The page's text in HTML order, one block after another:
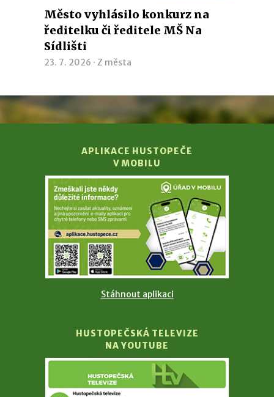
Město vyhlásilo konkurz na
ředitelku či ředitele MŠ Na
Sídlišti
23. 7. 2026 · Z města
APLIKACE HUSTOPEČE
V MOBILU
Stáhnout aplikaci
HUSTOPEČSKÁ TELEVIZE
NA YOUTUBE